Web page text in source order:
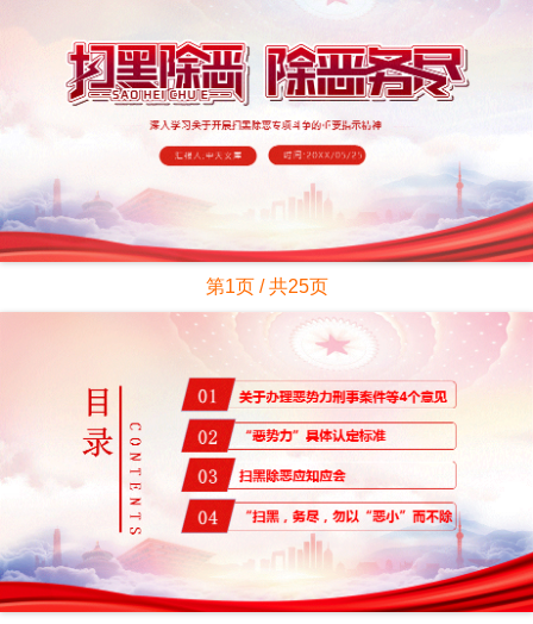
第1页 / 共25页